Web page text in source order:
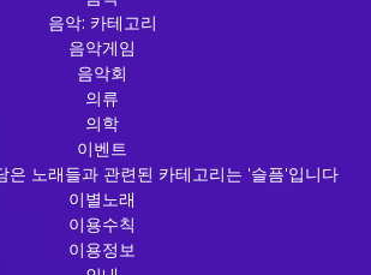
음악: 카테고리
음악게임
음악회
의류
의학
이벤트
은 노래들과 관련된 카테고리는 '슬픔'입니다
이별노래
이용수칙
이용정보